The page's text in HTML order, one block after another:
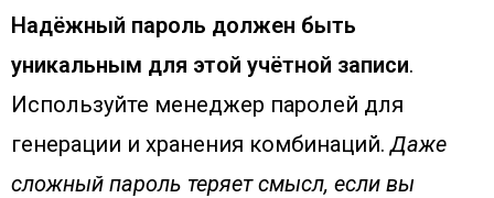
Надёжный пароль должен быть
уникальным для этой учётной записи.
Используйте менеджер паролей для
генерации и хранения комбинаций.Даже
сложный пароль теряет смысл, если вы